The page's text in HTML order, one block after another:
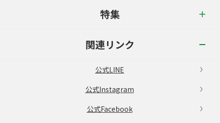
特集
関連リンク
公式LINE
公式Instagram
公式Facebook